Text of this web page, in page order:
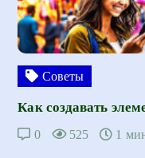
Советы
Как создавать
0 525 1